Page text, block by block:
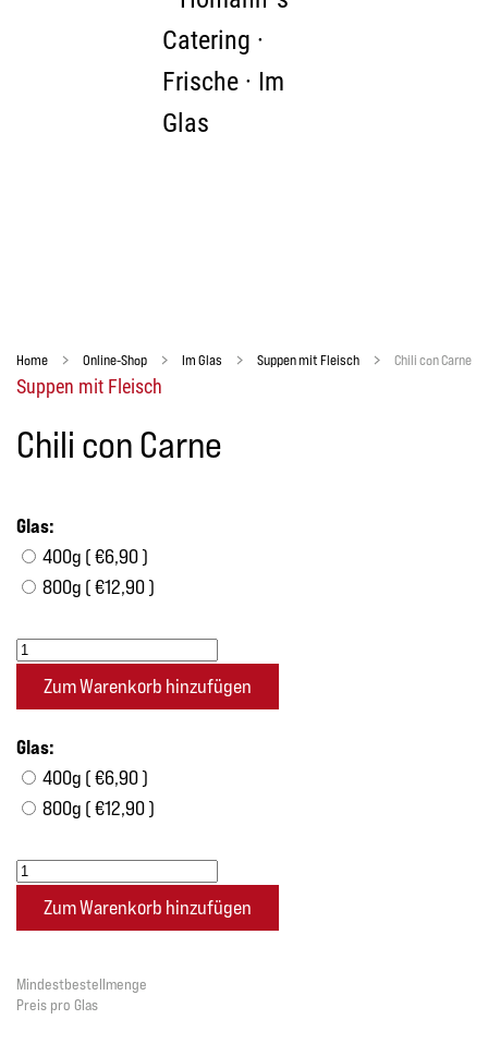
Zum Hauptinhalt springen
Home Online-Shop Im Glas Suppen mit Fleisch Chili con Carne
Suppen mit Fleisch
Chili con Carne
Glas:
400g ( €6,90 )
800g ( €12,90 )
Glas:
400g ( €6,90 )
800g ( €12,90 )
Mindestbestellmenge
Preis pro Glas